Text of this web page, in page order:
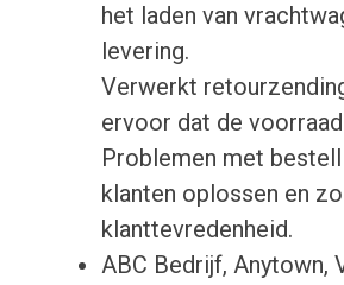
het laden van
levering.
Verwerkt
ervoor dat de
Problemen met
klanten oplossen en
klanttevredenheid.
ABC Bedrijf, Anytown,